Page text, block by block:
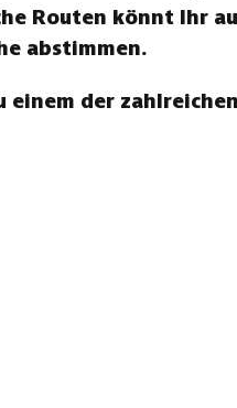
Routen könnt Ihr
abstimmen.
einem der